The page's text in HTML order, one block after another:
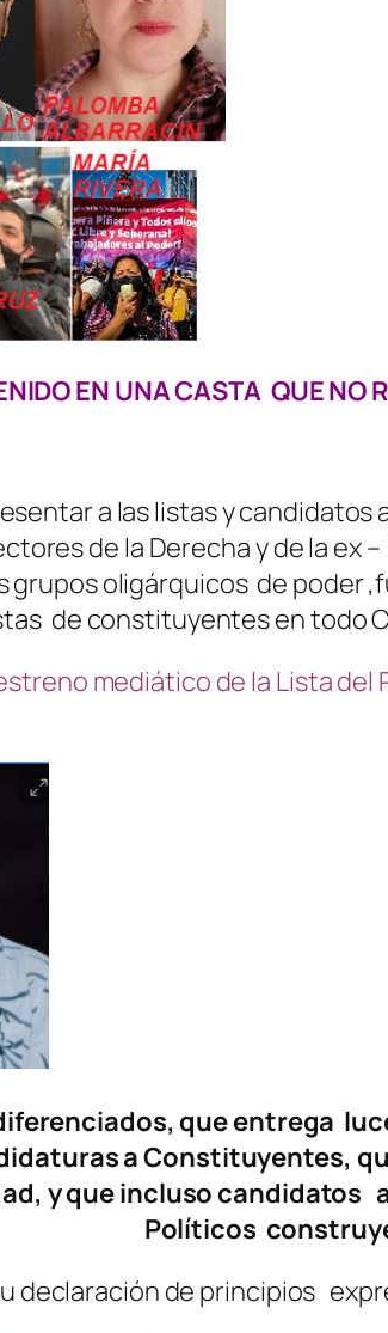
EN UNA CASTA QUE NO
a las listas y
de la Derecha y de la
oligárquicos de poder
de constituyentes en todo
mediático de la Lista
que entrega
a Constituyentes,
y que incluso
Políticos
declaración de principios